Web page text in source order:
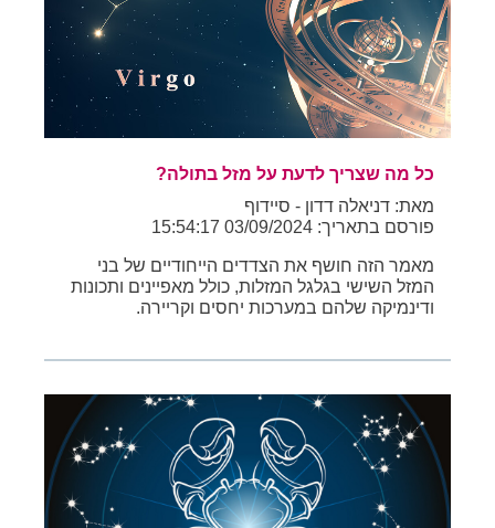
כל מה שצריך לדעת על מזל בתולה?
מאת: דניאלה דדון - סיידוף
פורסם בתאריך: 03/09/2024 15:54:17
מאמר הזה חושף את הצדדים הייחודיים של בני
המזל השישי בגלגל המזלות, כולל מאפיינים ותכונות
ודינמיקה שלהם במערכות יחסים וקריירה.